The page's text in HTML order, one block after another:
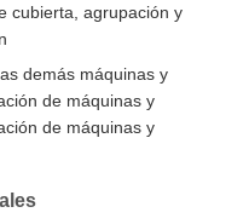
cubierta, agrupación y
demás máquinas y
de máquinas y
de máquinas y